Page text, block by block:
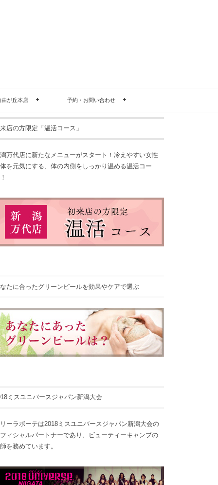
由が丘本店 予約・お問い合わせ
店の方限定「温活コース」
万代店に新たなメニューがスタート！冷えやすい女性
を元気にする、体の内側をしっかり温める温活コー
たに合ったグリーンピールを効果やケアで選ぶ
ミスユニバースジャパン新潟大会
ーラボーテは2018ミスユニバースジャパン新潟大会の
ィシャルパートナーであり、ビューティーキャンプの
を務めています。